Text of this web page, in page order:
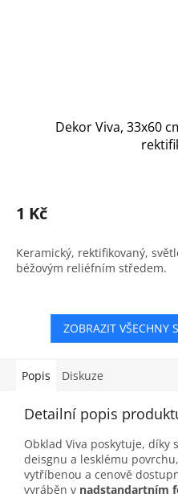
Dekor Viva, 33x60
1 Kč
Keramický, rektifikovaný,
béžovým reliéfním středem.
ZOBRAZIT VŠECHNY
Popis Diskuze
Detailní popis
Obklad Viva poskytuje, díky
deisgnu a lesklému
vytříbenou a cenově
vyráběn v nadstandartním